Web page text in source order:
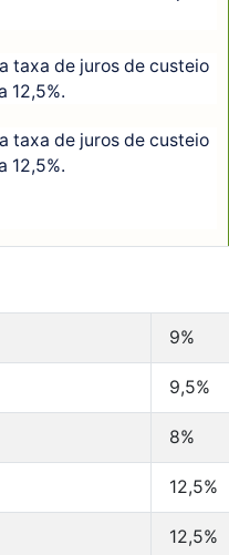
taxa de juros de custeio
12,5%.
taxa de juros de custeio
12,5%.
9%
9,5%
8%
12,5%
12,5%